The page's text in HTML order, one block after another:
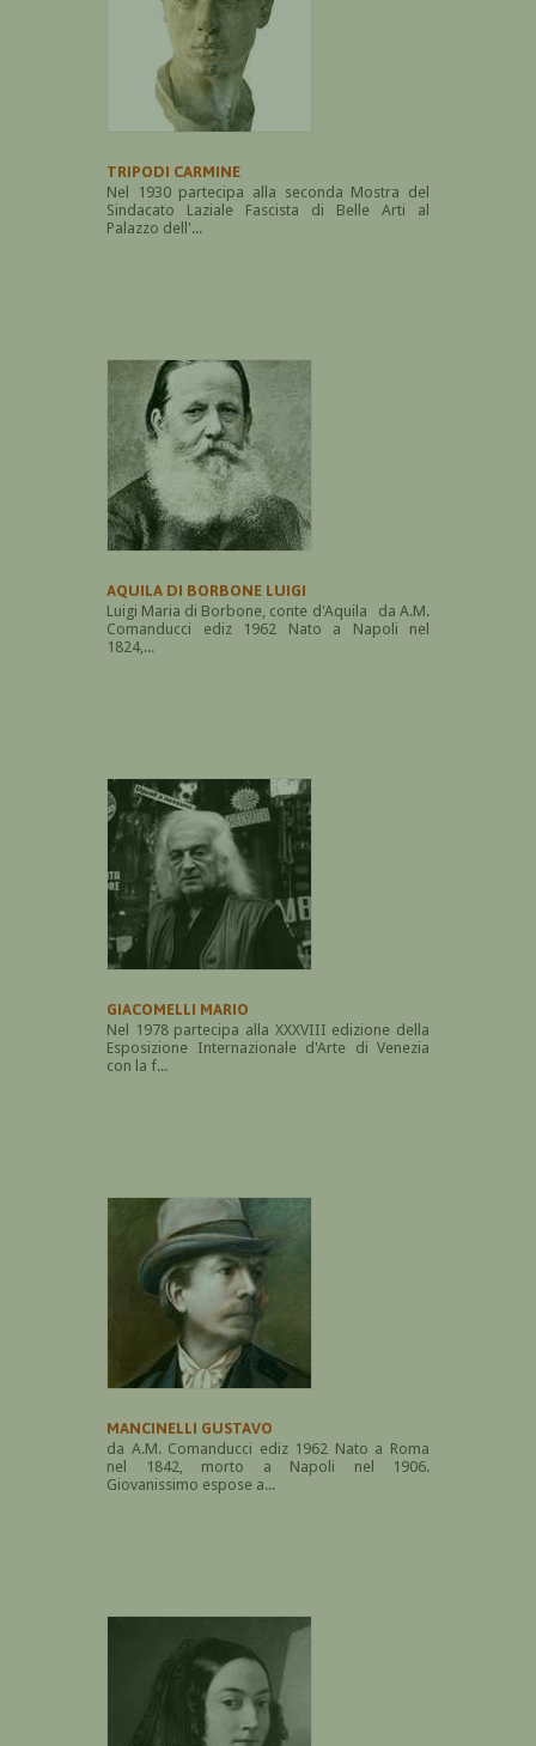
TRIPODI CARMINE
Nel 1930 partecipa alla seconda Mostra del
Sindacato Laziale Fascista di Belle Arti al
Palazzo dell'...
AQUILA DI BORBONE LUIGI
Luigi Maria di Borbone, conte d'Aquila da A.M.
Comanducci ediz 1962 Nato a Napoli nel
1824,...
GIACOMELLI MARIO
Nel 1978 partecipa alla XXXVIII edizione della
Esposizione Internazionale d'Arte di Venezia
con la f...
MANCINELLI GUSTAVO
da A.M. Comanducci ediz 1962 Nato a Roma
nel 1842, morto a Napoli nel 1906.
Giovanissimo espose a...